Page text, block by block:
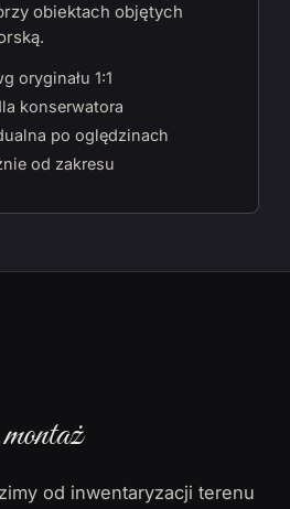
obiektach objętych
oryginału 1:1
konserwatora
po oględzinach
od zakresu
od inwentaryzacji terenu